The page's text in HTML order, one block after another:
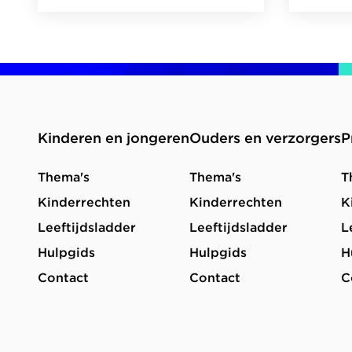
thema
en
online
thema
Kinderen en jongeren
Thema's
Kinderrechten
Leeftijdsladder
Hulpgids
Contact
Ouders en verzorgers
Thema's
Kinderrechten
Leeftijdsladder
Hulpgids
Contact